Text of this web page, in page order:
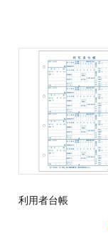
利用者台帳